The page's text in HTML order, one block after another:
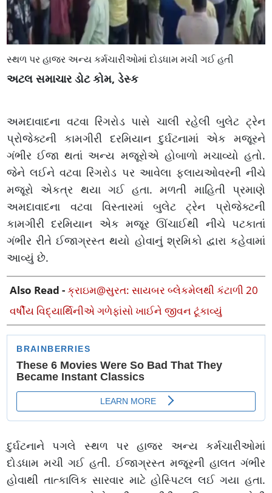
સ્થળ પર હાજર અન્ય કર્મચારીઓમાં દોડધામ મચી ગઈ હતી
અટલ સમાચાર ડોટ કોમ, ડેસ્ક
અમદાવાદના વટવા રિંગરોડ પાસે ચાલી રહેલી બુલેટ ટ્રેન
પ્રોજેક્ટની કામગીરી દરમિયાન દુર્ઘટનામાં એક મજૂરને
ગંભીર ઈજા થતાં અન્ય મજૂરોએ હોબાળો મચાવ્યો હતો.
જેને લઈને વટવા રિંગરોડ પર આવેલા ફ્લાયઓવરની નીચે
મજૂરો એકત્ર થયા ગઈ હતા. મળતી માહિતી પ્રમાણે
અમદાવાદના વટવા વિસ્તારમાં બુલેટ ટ્રેન પ્રોજેક્ટની
કામગીરી દરમિયાન એક મજૂર ઊંચાઈથી નીચે પટકાતાં
ગંભીર રીતે ઈજાગ્રસ્ત થયો હોવાનું શ્રમિકો દ્વારા કહેવામાં
આવ્યું છે.
Also Read -ક્રાઇમ@સુરત: સાયબર બ્લેકમેલથી કંટાળી 20
વર્ષીય વિદ્યાર્થિનીએ ગળેફાંસો ખાઈને જીવન ટૂંકાવ્યું
દુર્ઘટનાને પગલે સ્થળ પર હાજર અન્ય કર્મચારીઓમાં
દોડધામ મચી ગઈ હતી. ઈજાગ્રસ્ત મજૂરની હાલત ગંભીર
હોવાથી તાત્કાલિક સારવાર માટે હોસ્પિટલ લઈ ગયા હતા.